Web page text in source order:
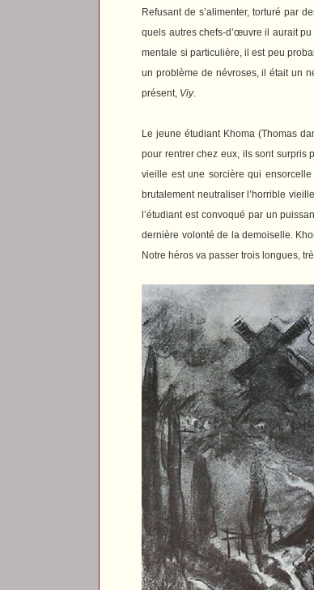
Refusant de s’alimenter, torturé par
quels autres chefs-d’œuvre il aurait pu
mentale si particulière, il est peu
un problème de névroses, il était un
présent, Viy.
Le jeune étudiant Khoma (Thomas
pour rentrer chez eux, ils sont surpris
vieille est une sorcière qui
brutalement neutraliser l’horrible
l’étudiant est convoqué par un
dernière volonté de la demoiselle.
Notre héros va passer trois longues,